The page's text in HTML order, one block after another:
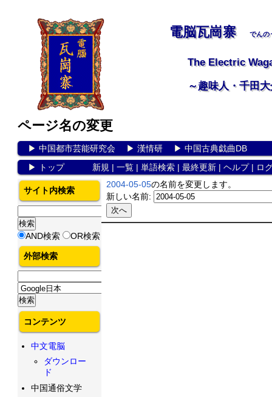
電脳瓦崗寨 でんの
The Electric
～趣味人・千田
ページ名の変更
▶ 中国都市芸能研究会▶ 漢情研▶ 中国古典戯曲DB
▶
トップ 新規 | 一覧| 単語検索| 最終更新| ヘルプ| ロ
2004-05-05の名前を変更します。
新しい名前:
サイト内検索
AND検索 OR検索
外部検索
コンテンツ
中文電脳
ダウンロー
ド
中国通俗文学